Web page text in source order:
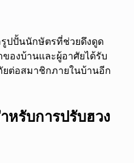
ปปั้นนักษัตรที่ช่วยดึงดูด
ของบ้านและผู้อาศัยได้รับ
ต่อสมาชิกภายในบ้านอีก
หรับการปรับฮวง